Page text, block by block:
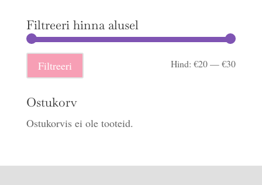
Filtreeri hinna alusel
Filtreeri Hind:€20—€30
Ostukorv
Ostukorvis ei ole tooteid.